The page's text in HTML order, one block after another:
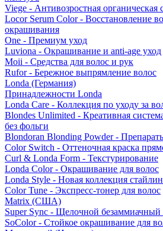
Viege - Антивозростная органическая
Locor Serum Color - Восстановление
окрашивания
One - Премиум уход
Luviona - Окрашивание и anti-age уход
Moii - Средства для волос и рук
Rufor - Бережное выпрямление волос
Londa (Германия)
Принадлежности Londa
Londa Care - Коллекция по уходу за
Blondes Unlimited - Креативная
без фольги
Blondoran Blonding Powder -
Color Switch - Оттеночная краска
Curl & Londa Form - Текстурирование
Londa Color - Окрашивание для волос
Londa Style - Новая коллекция
Color Tune - Экспресс-тонер для волос
Matrix (США)
Super Sync - Щелочной безаммиачный
SoColor - Стойкое окрашивание для